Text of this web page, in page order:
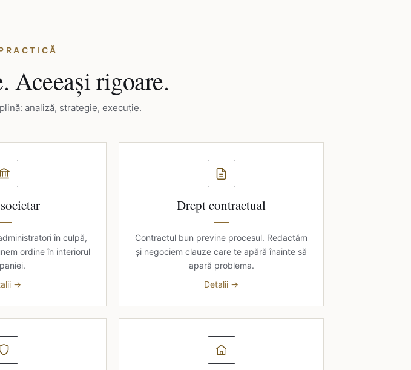
Aceeași rigoare.
analiză, strategie, execuție.
în culpă,
ordine în interiorul
→
Drept contractual
Contractul bun previne procesul. Redactăm
și negociem clauze care te apără înainte să
apară problema.
Detalii →